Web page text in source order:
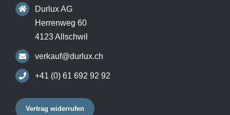
Durlux AG
Herrenweg 60
4123 Allschwil
verkauf@durlux.ch
+41 (0) 61 692 92 92
Vertrag widerrufen